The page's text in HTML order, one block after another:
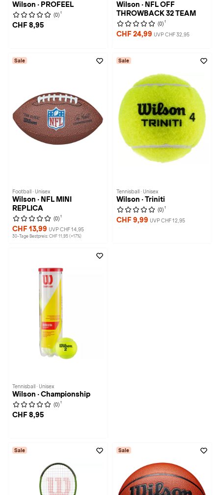
Wilson · PROFEEL
(0) 1
CHF 8,95
Wilson · NFL OFF
THROWBACK 32 TEAM
(0) 1
CHF 24,99 UVP CHF 32,95
Sale
Football · Unisex
Wilson · NFL MINI
REPLICA
(0) 1
CHF 13,99 UVP CHF 14,95
30-Tage Bestpreis: CHF 11,95 (+17%)
Sale
Tennisball · Unisex
Wilson · Triniti
(0) 1
CHF 9,99 UVP CHF 12,95
Tennisball · Unisex
Wilson · Championship
(0) 1
CHF 8,95
Sale Sale